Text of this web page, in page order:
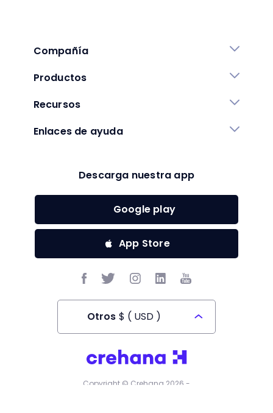
Compañía
Productos
Recursos
Enlaces de ayuda
Descarga nuestra app
Google play
App Store
Otros $ ( USD )